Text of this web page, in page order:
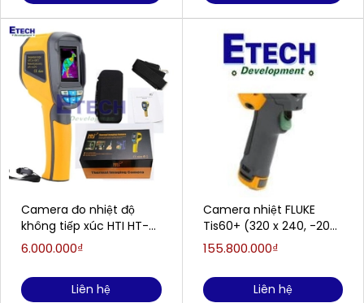
Camera đo nhiệt độ
không tiếp xúc HTI HT-
02 (-20°C đến 300°C)
6.000.000₫
Liên hệ
Camera nhiệt FLUKE
Tis60+ (320 x 240, -20C
~ 400°C)
155.800.000₫
Liên hệ